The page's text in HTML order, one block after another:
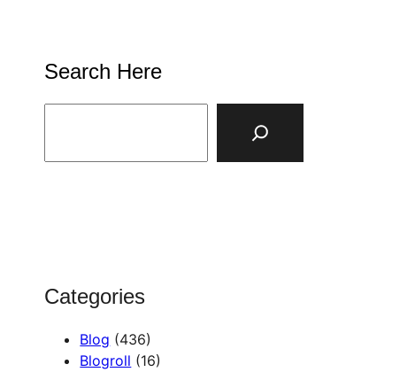
Search Here
Categories
Blog (436)
Blogroll (16)